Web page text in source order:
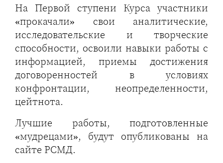
На Первой ступени Курса участники
«прокачали» свои аналитические,
исследовательские и творческие
способности, освоили навыки работы с
информацией, приемы достижения
договоренностей в условиях
конфронтации, неопределенности,
цейтнота.
Лучшие работы, подготовленные
«мудрецами», будут опубликованы на
сайте РСМД.